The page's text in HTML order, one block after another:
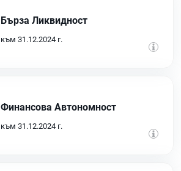
Бърза Ликвидност
към 31.12.2024 г.
Финансова Автономност
към 31.12.2024 г.